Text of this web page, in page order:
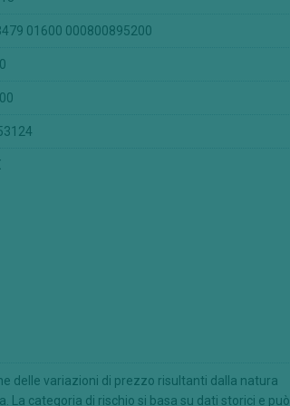
01600 000800895200
delle variazioni di prezzo risultanti dalla natura
categoria di rischio si basa su dati storici e può